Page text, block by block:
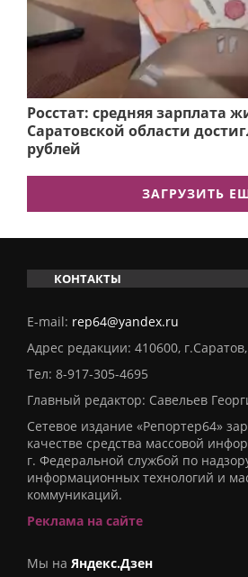
Росстат: средняя зарплата
Саратовской области
рублей
ЗАГРУЗИТЬ
КОНТАКТЫ
E-mail: rep64@yandex.ru
Адрес редакции: 410600,
Тел: 8-917-305-4695
Главный редактор: Савельев
Сетевое издание «Репортер64»
качестве средства массовой
г. Федеральной службой по
информационных технологий и
коммуникаций.
Реклама на сайте
Мы на Яндекс.Дзен